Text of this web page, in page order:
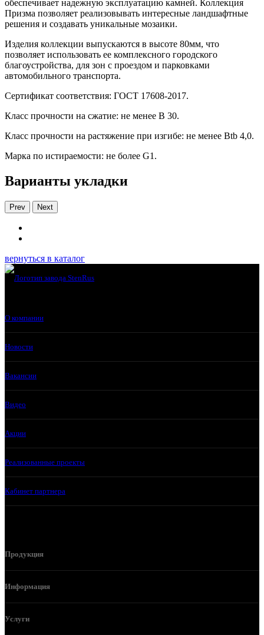
обеспечивает надежную эксплуатацию камней. Коллекция
Призма позволяет реализовывать интересные ландшафтные
решения и создавать уникальные мозаики.
Изделия коллекции выпускаются в высоте 80мм, что
позволяет использовать ее комплексного городского
благоустройства, для зон с проездом и парковками
автомобильного транспорта.
Сертификат соответствия: ГОСТ 17608-2017.
Класс прочности на сжатие: не менее В 30.
Класс прочности на растяжение при изгибе: не менее Вtb 4,0.
Марка по истираемости: не более G1.
Варианты укладки
Prev Next
вернуться в каталог
О компании
Новости
Вакансии
Видео
Акции
Реализованные проекты
Кабинет партнера
Продукция
Информация
Услуги